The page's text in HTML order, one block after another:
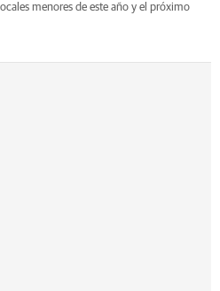
menores de este año y el próximo